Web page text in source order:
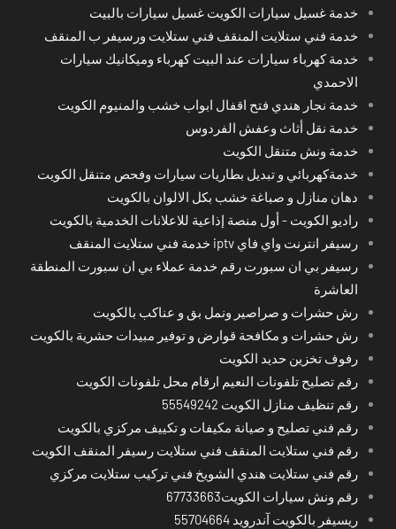
خدمة غسيل سيارات الكويت غسيل سيارات بالبيت
خدمة فني ستلايت المنقف فني ستلايت ورسيفر ب المنقف
خدمة كهرباء سيارات عند البيت كهرباء وميكانيك سيارات
الاحمدي
خدمة نجار هندي فتح اقفال ابواب خشب والمنيوم الكويت
خدمة نقل أثاث وعفش الفردوس
خدمة ونش متنقل الكويت
خدمةكهربائي و تبديل بطاريات سيارات وفحص متنقل الكويت
دهان منازل و صباغة خشب بكل الالوان بالكويت
راديو الكويت - أول منصة إذاعية للاعلانات الخدمية بالكويت
رسيفر انترنت واي فاي iptv خدمة فني ستلايت المنقف
رسيفر بي ان سبورت رقم خدمة عملاء بي ان سبورت المنطقة
العاشرة
رش حشرات و صراصير ونمل بق و عناكب بالكويت
رش حشرات و مكافحة قوارض و توفير مبيدات حشرية بالكويت
رفوف تخزين حديد الكويت
رقم تصليح تلفونات النعيم ارقام محل تلفونات الكويت
رقم تنظيف منازل الكويت 55549242
رقم فني تصليح و صيانة مكيفات و تكييف مركزي بالكويت
رقم فني ستلايت المنقف فني ستلايت رسيفر المنقف الكويت
رقم فني ستلايت هندي الشويخ فني تركيب ستلايت مركزي
رقم ونش سيارات الكويت67733663
ريسيفر بالكويت آندرويد 55704664